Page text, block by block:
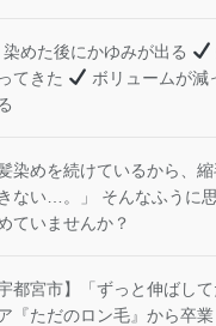
染めた後にかゆみが出る
てきた
ボリュームが減
染めを続けているから、
ない…。」 そんなふうに思
ていませんか？
宇都宮市】「ずっと伸ばし
『ただのロン毛』から卒業